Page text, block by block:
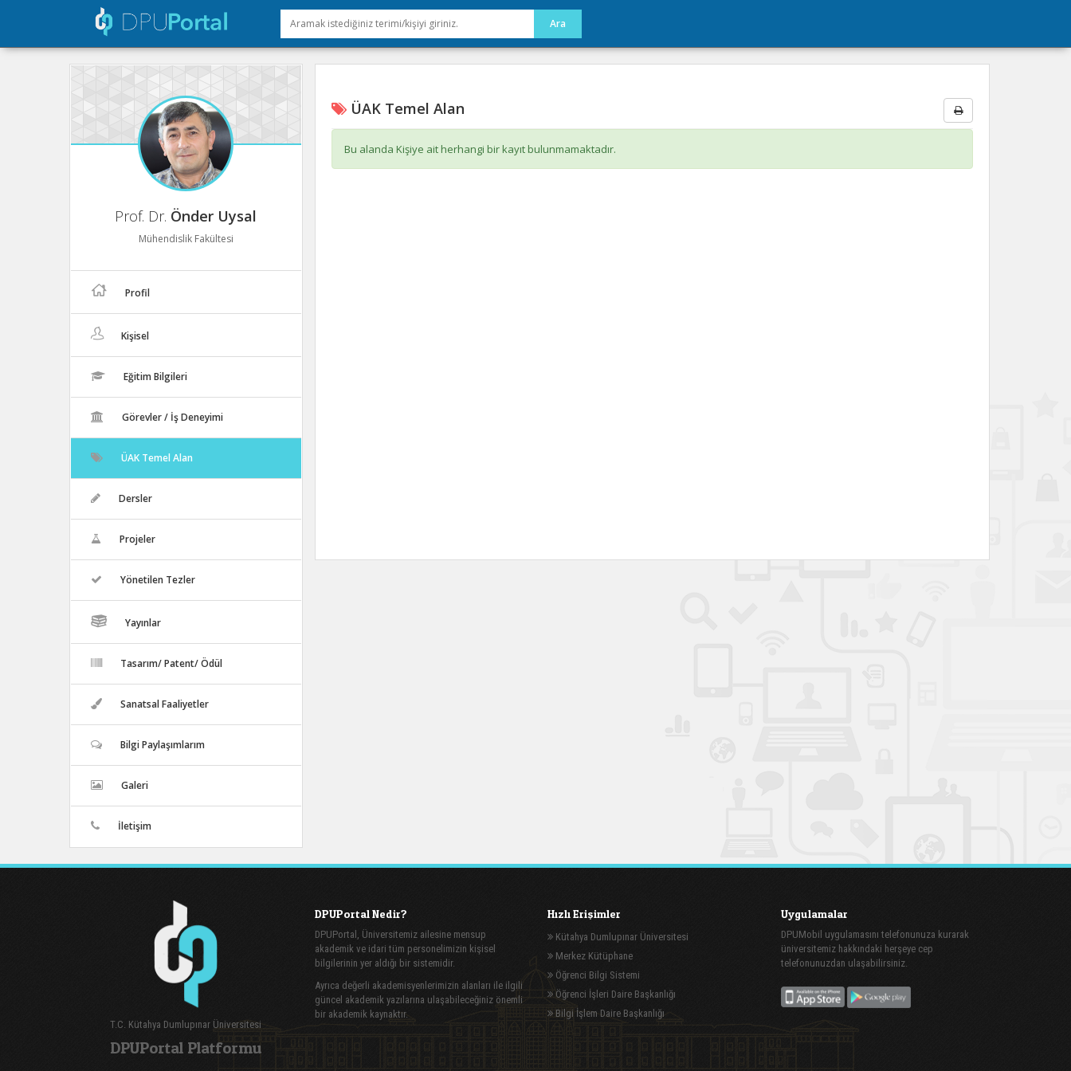
Prof. Dr. Önder Uysal
Mühendislik Fakültesi
Profil
Kişisel
Eğitim Bilgileri
Görevler / İş Deneyimi
ÜAK Temel Alan
Dersler
Projeler
Yönetilen Tezler
Yayınlar
Tasarım/ Patent/ Ödül
Sanatsal Faaliyetler
Bilgi Paylaşımlarım
Galeri
İletişim
ÜAK Temel Alan
Bu alanda Kişiye ait herhangi bir kayıt bulunmamaktadır.
T.C. Kütahya Dumlupınar Üniversitesi
DPUPortal Platformu
DPUPortal Nedir?
DPUPortal, Üniversitemiz ailesine mensup
akademik ve idari tüm personelimizin kişisel
bilgilerinin yer aldığı bir sistemidir.
Ayrıca değerli akademisyenlerimizin alanları ile ilgili
güncel akademik yazılarına ulaşabileceğiniz önemli
bir akademik kaynaktır.
Hızlı Erişimler
Kütahya Dumlupınar Üniversitesi
Merkez Kütüphane
Öğrenci Bilgi Sistemi
Öğrenci İşleri Daire Başkanlığı
Bilgi İşlem Daire Başkanlığı
Uygulamalar
DPUMobil uygulamasını telefonunuza kurarak
üniversitemiz hakkındaki herşeye cep
telefonunuzdan ulaşabilirsiniz.